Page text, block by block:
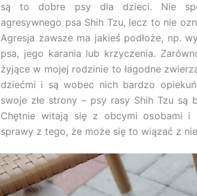
są to dobre psy dla dzieci. Nie
agresywnego psa Shih Tzu, lecz to nie
Agresja zawsze ma jakieś podłoże, np.
psa, jego karania lub krzyczenia.
żyjące w mojej rodzinie to łagodne
dziećmi i są wobec nich bardzo
swoje złe strony – psy rasy Shih Tzu są
Chętnie witają się z obcymi osobami i
sprawy z tego, że może się to wiązać z